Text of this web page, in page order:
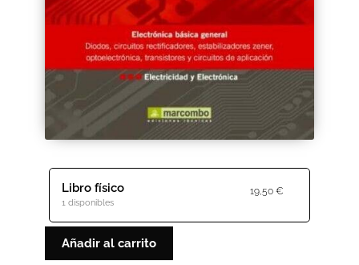
Categorías
CONDICIONES DE COMPRA
Contenido gratuito
Content restricted
Distribuidores
Libro físico 19,50 €
1 disponibles
Añadir al carrito